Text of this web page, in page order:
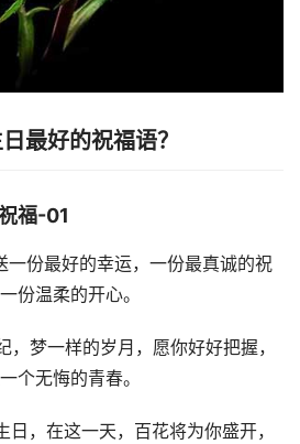
最好的祝福语？
福-01
一份最好的幸运，一份最真诚的祝
份温柔的开心。
，梦一样的岁月，愿你好好把握，
个无悔的青春。
，在这一天，百花将为你盛开，